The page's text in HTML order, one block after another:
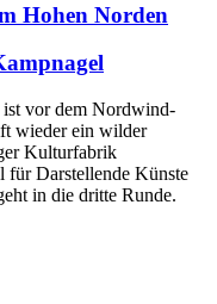
Hohen Norden
vor dem Nordwind-
wieder ein wilder
Kulturfabrik
für Darstellende Künste
in die dritte Runde.